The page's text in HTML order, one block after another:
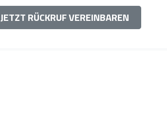
JETZT RÜCKRUF VEREINBAREN